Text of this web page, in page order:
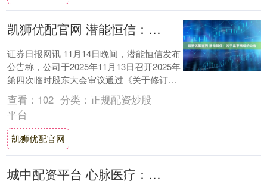
凯狮优配官网 潜能恒信：关于监事离任的公告
证券日报网讯 11月14日晚间，潜能恒信发布
公告称，公司于2025年11月13日召开2025年
第四次临时股东大会审议通过《关于修订的
议案》《关于修订、制定公司部....
查看： 102 分类： 正规配资炒股
平台
凯狮优配官网
城中配资平台 心脉医疗：关于选举第三届董事会职工代表董事的公告